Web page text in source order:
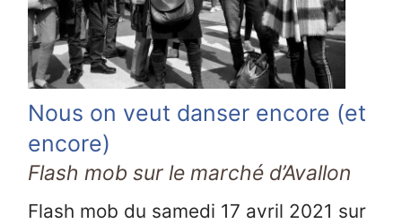
Nous on veut danser encore (et
encore)
Flash mob sur le marché d’Avallon
Flash mob du samedi 17 avril 2021 sur